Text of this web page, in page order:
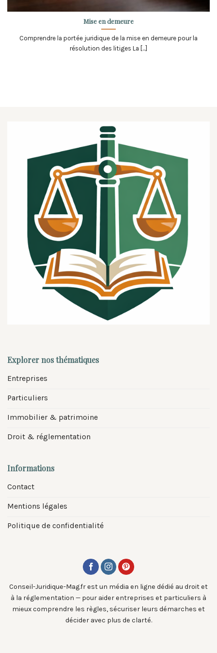
Mise en demeure
Comprendre la portée juridique de la mise en demeure pour la
résolution des litiges La [...]
Explorer nos thématiques
Entreprises
Particuliers
Immobilier & patrimoine
Droit & réglementation
Informations
Contact
Mentions légales
Politique de confidentialité
Conseil-Juridique-Mag.fr est un média en ligne dédié au droit et
à la réglementation — pour aider entreprises et particuliers à
mieux comprendre les règles, sécuriser leurs démarches et
décider avec plus de clarté.